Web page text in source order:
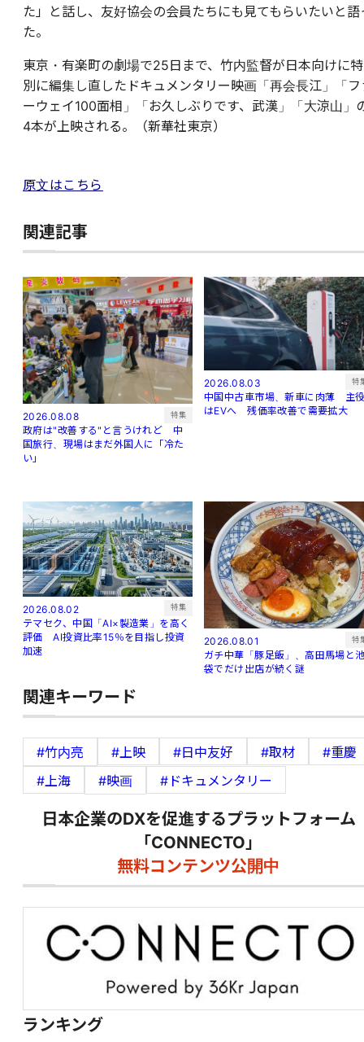
た」と話し、友好協会の会員たちにも見てもらいたいと語
た。
東京・有楽町の劇場で25日まで、竹内監督が日本向けに特
別に編集し直したドキュメンタリー映画「再会長江」「フ
ーウェイ100面相」「お久しぶりです、武漢」「大涼山」
4本が上映される。（新華社東京）
原文はこちら
関連記事
2026.08.08 特集
政府は"改善する"と言うけれど 中
国旅行、現場はまだ外国人に「冷た
い」
2026.08.03 特
中国中古車市場、新車に肉薄 主
はEVへ 残価率改善で需要拡大
2026.08.02 特集
テマセク、中国「AI×製造業」を高く
評価 AI投資比率15％を目指し投資
加速
2026.08.01 特
ガチ中華「豚足飯」、高田馬場と
袋でだけ出店が続く謎
関連キーワード
#竹内亮 #上映 #日中友好 #取材
#重慶
#上海
#映画 #ドキュメンタリー
日本企業のDXを促進するプラットフォーム
「CONNECTO」
無料コンテンツ公開中
ランキング